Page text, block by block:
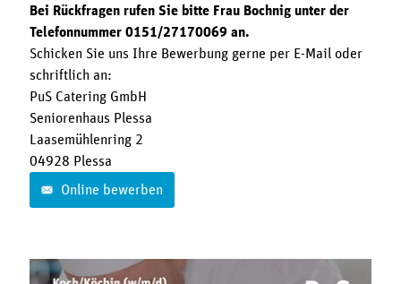
Bei Rückfragen rufen Sie bitte Frau Bochnig unter der
Telefonnummer 0151/27170069 an.
Schicken Sie uns Ihre Bewerbung gerne per E-Mail oder
schriftlich an:
PuS Catering GmbH
Seniorenhaus Plessa
Laasemühlenring 2
04928 Plessa
Online bewerben